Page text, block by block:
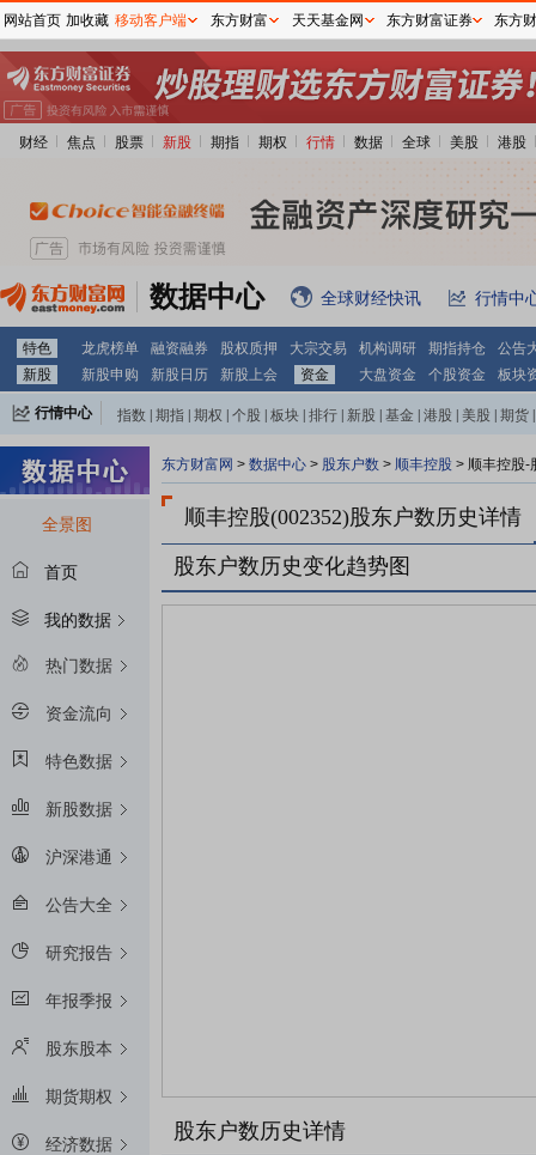
财经 焦点 股票 新股 期指 期权 行情 数据 全球 美股 港股
数据中心 全球财经快讯 行情中
特色 龙虎榜单 融资融券 股权质押 大宗交易 机构调研 期指持仓
公告
新股
新股申购 新股日历 新股上会 资金 大盘资金 个股资金 板块
行情中心 指数 期指 期权 个股 板块 排行 新股 基金 港股 美股 期货
全景图
首页
我的数据
热门数据
资金流向
特色数据
新股数据
沪深港通
公告大全
研究报告
年报季报
股东股本
期货期权
经济数据
东方财富网 > 数据中心 > 股东户数 > 顺丰控股 > 顺丰控股-
顺丰控股(002352)股东户数历史详情
股东户数历史变化趋势图
股东户数历史详情
网站首页 加收藏 移动客户端 东方财富 天天基金网 东方财富证券 东方